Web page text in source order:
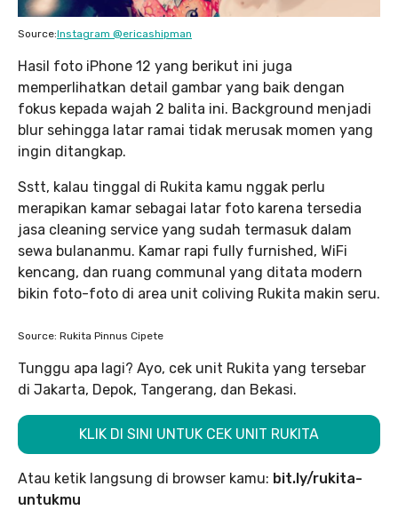
Source:Instagram @ericashipman
Hasil foto iPhone 12 yang berikut ini juga
memperlihatkan detail gambar yang baik dengan
fokus kepada wajah 2 balita ini. Background menjadi
blur sehingga latar ramai tidak merusak momen yang
ingin ditangkap.
Sstt, kalau tinggal di Rukita kamu nggak perlu
merapikan kamar sebagai latar foto karena tersedia
jasa cleaning service yang sudah termasuk dalam
sewa bulananmu. Kamar rapi fully furnished, WiFi
kencang, dan ruang communal yang ditata modern
bikin foto-foto di area unit coliving Rukita makin seru.
Source: Rukita Pinnus Cipete
Tunggu apa lagi? Ayo, cek unit Rukita yang tersebar
di Jakarta, Depok, Tangerang, dan Bekasi.
KLIK DI SINI UNTUK CEK UNIT RUKITA
Atau ketik langsung di browser kamu: bit.ly/rukita-
untukmu